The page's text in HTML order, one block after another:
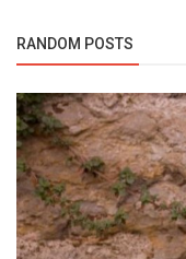
RANDOM POSTS